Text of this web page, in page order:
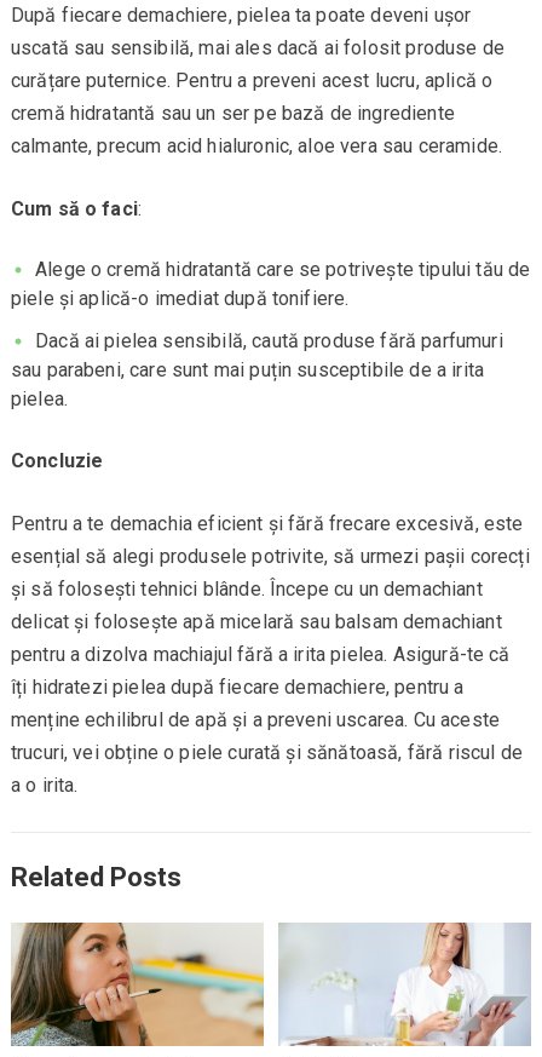
După fiecare demachiere, pielea ta poate deveni ușor
uscată sau sensibilă, mai ales dacă ai folosit produse de
curățare puternice. Pentru a preveni acest lucru, aplică o
cremă hidratantă sau un ser pe bază de ingrediente
calmante, precum acid hialuronic, aloe vera sau ceramide.
Cum să o faci:
Alege o cremă hidratantă care se potrivește tipului tău de
piele și aplică-o imediat după tonifiere.
Dacă ai pielea sensibilă, caută produse fără parfumuri
sau parabeni, care sunt mai puțin susceptibile de a irita
pielea.
Concluzie
Pentru a te demachia eficient și fără frecare excesivă, este
esențial să alegi produsele potrivite, să urmezi pașii corecți
și să folosești tehnici blânde. Începe cu un demachiant
delicat și folosește apă micelară sau balsam demachiant
pentru a dizolva machiajul fără a irita pielea. Asigură-te că
îți hidratezi pielea după fiecare demachiere, pentru a
menține echilibrul de apă și a preveni uscarea. Cu aceste
trucuri, vei obține o piele curată și sănătoasă, fără riscul de
a o irita.
Related Posts